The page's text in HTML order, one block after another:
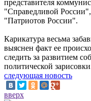
представителя
"Справедливой
"Патриотов России".
Карикатура весьма
выяснен факт ее
следить за развитием
политической
следующая новость
вверх